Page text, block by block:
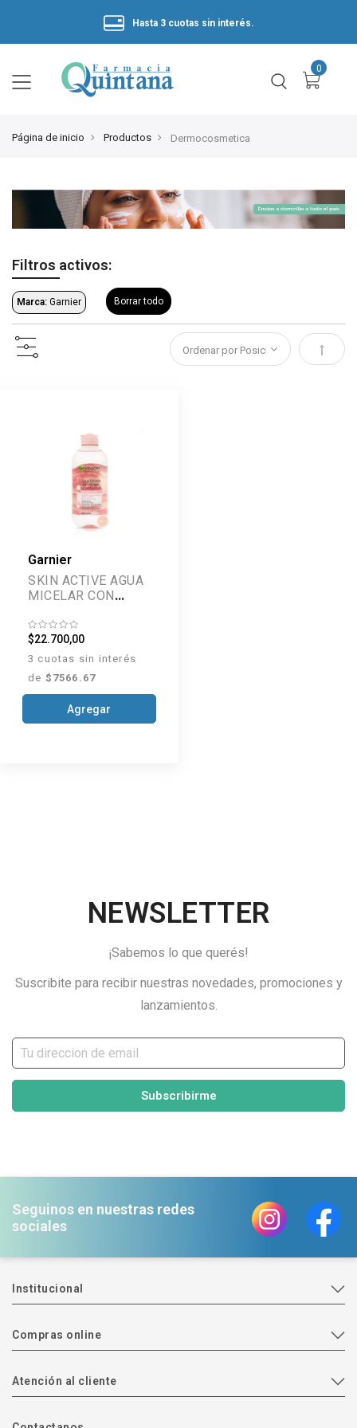
Hasta 3 cuotas sin interés.
Página de inicio Productos Dermocosmetica
Filtros activos:
Marca: Garnier Borrar todo
Garnier
SKIN ACTIVE AGUA
MICELAR CON
$22.700,00
3 cuotas sin interés
de $7566.67
Agregar
NEWSLETTER
¡Sabemos lo que querés!
Suscribite para recibir nuestras novedades, promociones y
lanzamientos.
Subscribirme
Seguinos en nuestras redes
sociales
Institucional
Compras online
Atención al cliente